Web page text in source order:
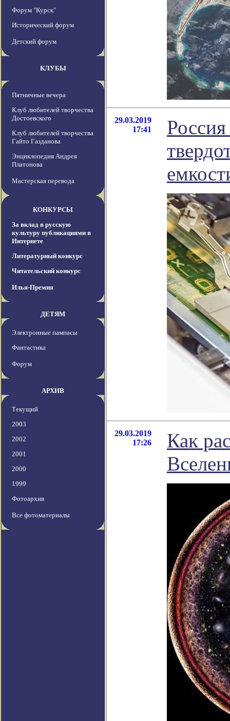
Форум "Курск"
Исторический форум
Детский форум
КЛУБЫ
Пятничные вечера
Клуб любителей творчества
Достоевского
Клуб любителей творчества
Гайто Газданова
Энциклопедия Андрея
Платонова
Мастерская перевода
КОНКУРСЫ
За вклад в русскую
культуру публикациями в
Интернете
Литературный конкурс
Читательский конкурс
Илья-Премия
ДЕТЯМ
Электронные пампасы
Фантастика
Форум
АРХИВ
Текущий
2003
2002
2001
2000
1999
Фотоархив
Все фотоматериалы
29.03.2019
17:41
29.03.2019
17:26
Как